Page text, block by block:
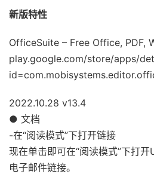
新版特性
OfficeSuite – Free Office, PDF,
play.google.com/store/apps/
2022.10.28 v13.4
● 文档
-在“阅读模式”下打开链接
现在单击即可在“阅读模式”下打开
电子邮件链接。